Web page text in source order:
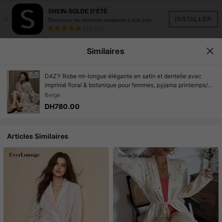
INSTALLER
SHEIN-SOLDE D'ÉTÉ
Découvrez les dernières tendances à bon prix.
Similaires
DAZY Robe mi-longue élégante en satin et dentelle avec
imprimé floral & botanique pour femmes, pyjama printemps/
été
Beige
DH780.00
Articles Similaires